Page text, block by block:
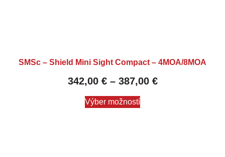
SMSc – Shield Mini Sight Compact – 4MOA/8MOA
342,00 € – 387,00 €
Výber možností